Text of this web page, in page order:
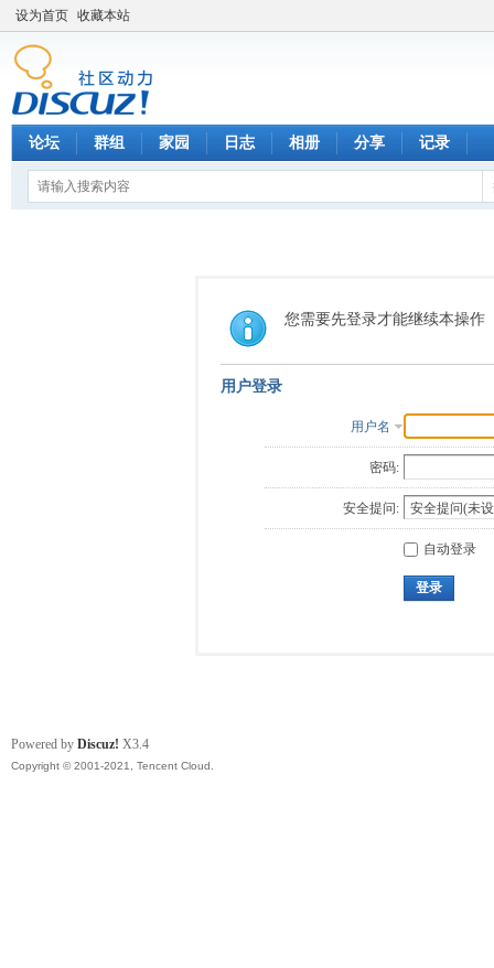
设为首页 收藏本站
论坛 群组 家园 日志 相册 分享 记录
您需要先登录才能继续本操作
用户登录
用户名
密码:
安全提问:
自动登录
登录
Powered by Discuz! X3.4
Copyright © 2001-2021, Tencent Cloud.